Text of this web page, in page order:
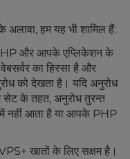
हम यह भी शामिल हैं:
और आपके एप्लिकेशन के
का हिस्सा है और
को देखता है। यदि अनुरोध
सेट के तहत, अनुरोध तुरन्त
में नहीं आता है या आपके PHP
खातों के लिए सक्षम है।